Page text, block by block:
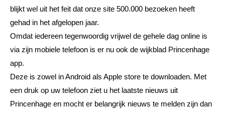
blijkt wel uit het feit dat onze site 500.000 bezoeken heeft
gehad in het afgelopen jaar.
Omdat iedereen tegenwoordig vrijwel de gehele dag online is
via zijn mobiele telefoon is er nu ook de wijkblad Princenhage
app.
Deze is zowel in Android als Apple store te downloaden. Met
een druk op uw telefoon ziet u het laatste nieuws uit
Princenhage en mocht er belangrijk nieuws te melden zijn dan